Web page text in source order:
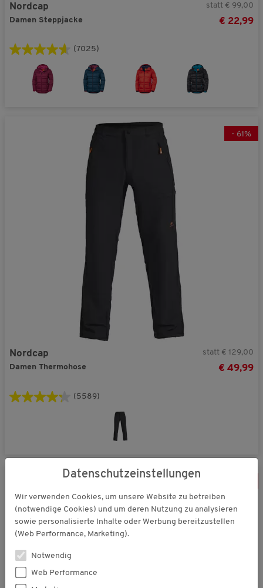
Nordcap
Damen Steppjacke
statt € 99,00
€ 22,99
(7025)
- 61%
Nordcap
Damen Thermohose
statt € 129,00
€ 49,99
(5589)
Datenschutzeinstellungen
Wir verwenden Cookies, um unsere Website zu betreiben
(notwendige Cookies) und um deren Nutzung zu analysieren
sowie personalisierte Inhalte oder Werbung bereitzustellen
(Web Performance, Marketing).
Notwendig
Web Performance